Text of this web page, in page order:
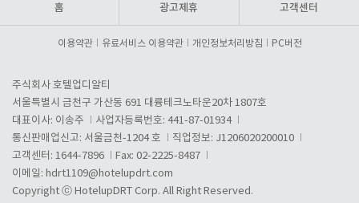
홈 광고제휴 고객센터
이용약관 유료서비스 이용약관 개인정보처리방침 PC버전
주식회사 호텔업디알티
서울특별시 금천구 가산동 691 대륭테크노타운20차 1807호
대표이사: 이송주
사업자등록번호: 441-87-01934
통신판매업신고: 서울금천-1204 호
직업정보: J1206020200010
고객센터: 1644-7896
Fax: 02-2225-8487
이메일: hdrt1109@hotelupdrt.com
Copyright ⓒ HotelupDRT Corp. All Right Reserved.